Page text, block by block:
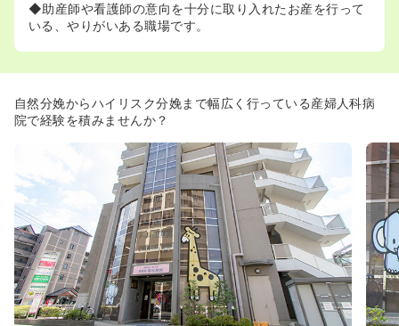
◆助産師や看護師の意向を十分に取り入れたお産を行って
いる、やりがいある職場です。
自然分娩からハイリスク分娩まで幅広く行っている産婦人科病
院で経験を積みませんか？